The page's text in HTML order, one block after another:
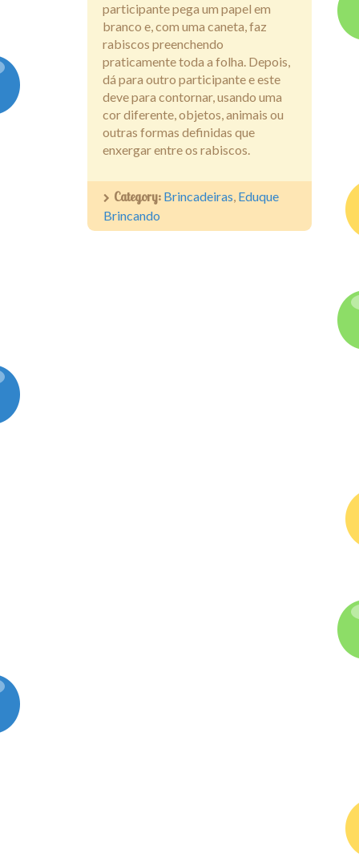
participante pega um papel em
branco e, com uma caneta, faz
rabiscos preenchendo
praticamente toda a folha. Depois,
dá para outro participante e este
deve para contornar, usando uma
cor diferente, objetos, animais ou
outras formas definidas que
enxergar entre os rabiscos.
Category: Brincadeiras, Eduque
Brincando